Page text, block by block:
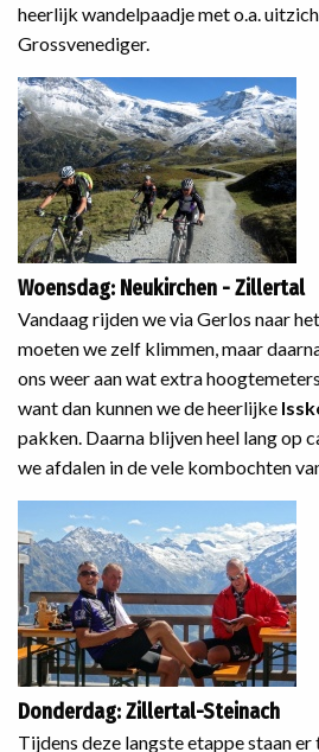
heerlijk wandelpaadje met o.a.
Grossvenediger.
Woensdag: Neukirchen - Zillertal
Vandaag rijden we via Gerlos naar
moeten we zelf klimmen, maar
ons weer aan wat extra
want dan kunnen we de heerlijke
pakken. Daarna blijven heel lang op
we afdalen in de vele kombochten
Donderdag: Zillertal-Steinach
Tijdens deze langste etappe staan